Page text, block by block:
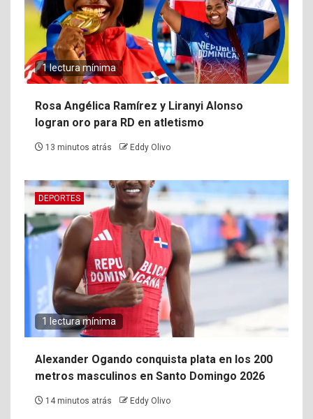
1 lectura mínima
Rosa Angélica Ramírez y Liranyi Alonso
logran oro para RD en atletismo
13 minutos atrás Eddy Olivo
DEPORTES
1 lectura mínima
Alexander Ogando conquista plata en los 200
metros masculinos en Santo Domingo 2026
14 minutos atrás Eddy Olivo